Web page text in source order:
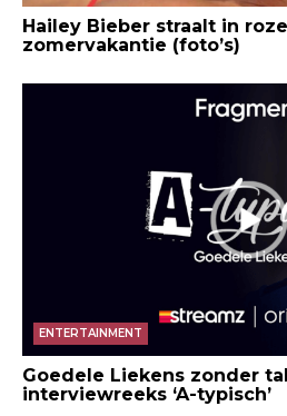
Hailey Bieber straalt in
zomervakantie (foto’s)
ENTERTAINMENT
Goedele Liekens zonder
interviewreeks ‘A-typisch’